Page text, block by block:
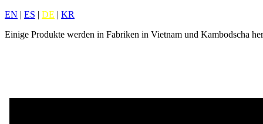
EN | ES | DE | KR
Einige Produkte werden in Fabriken in Vietnam und Kambodscha